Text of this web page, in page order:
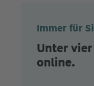
Immer für
Unter
online.